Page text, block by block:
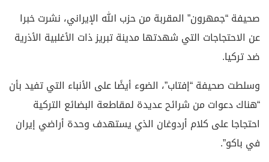
صحيفة “جمهرون” المقربة من حزب الله الإيراني، نشرت خبرا
عن الاحتجاجات التي شهدتها مدينة تبريز ذات الأغلبية الأذرية
ضد تركيا.
وسلطت صحيفة “إفتاب”، الضوء أيضًا على الأنباء التي تفيد بأن
“هناك دعوات من شرائح عديدة لمقاطعة البضائع التركية
احتجاجا على كلام أردوغان الذي يستهدف وحدة أراضي إيران
في باكو”.